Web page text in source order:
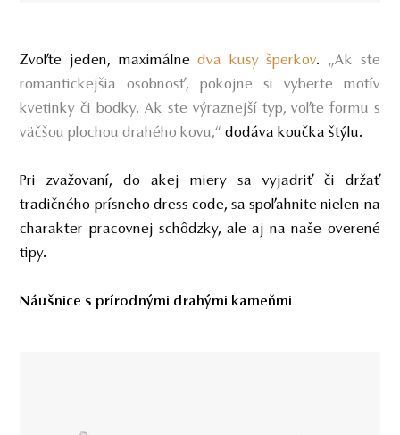
Zvoľte jeden, maximálnedva kusy šperkov. „Ak ste
romantickejšia osobnosť, pokojne si vyberte motív
kvetinky či bodky. Ak ste výraznejší typ, voľte formu s
väčšou plochou drahého kovu,“ dodáva koučka štýlu.
Pri zvažovaní, do akej miery sa vyjadriť či držať
tradičného prísneho dress code, sa spoľahnite nielen na
charakter pracovnej schôdzky, ale aj na naše overené
tipy.
Náušnice s prírodnými drahými kameňmi